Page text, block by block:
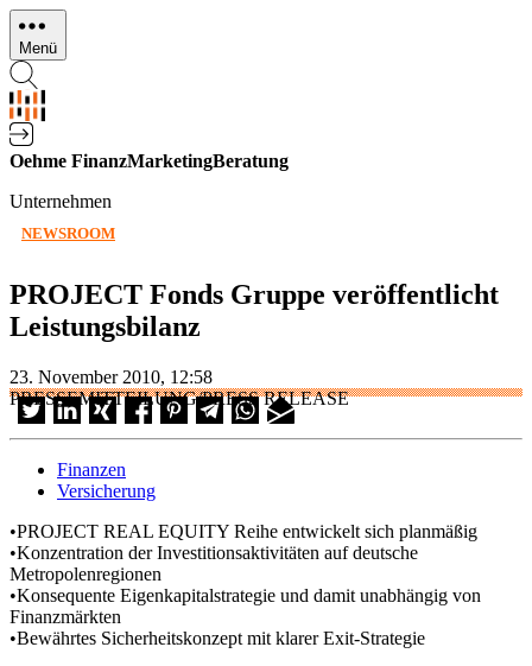
Direkt
zum
Inhalt
Menü
Oehme FinanzMarketingBeratung
Unternehmen
NEWSROOM
PROJECT Fonds Gruppe veröffentlicht
Leistungsbilanz
23. November 2010, 12:58
PRESSEMITTEILUNG/PRESS RELEASE
Finanzen
Versicherung
•PROJECT REAL EQUITY Reihe entwickelt sich planmäßig
•Konzentration der Investitionsaktivitäten auf deutsche
Metropolenregionen
•Konsequente Eigenkapitalstrategie und damit unabhängig von
Finanzmärkten
•Bewährtes Sicherheitskonzept mit klarer Exit-Strategie